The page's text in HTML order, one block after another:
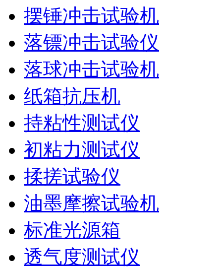
摆锤冲击试验机
落镖冲击试验仪
落球冲击试验机
纸箱抗压机
持粘性测试仪
初粘力测试仪
揉搓试验仪
油墨摩擦试验机
标准光源箱
透气度测试仪